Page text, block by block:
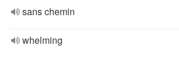
sans chemin
whelming